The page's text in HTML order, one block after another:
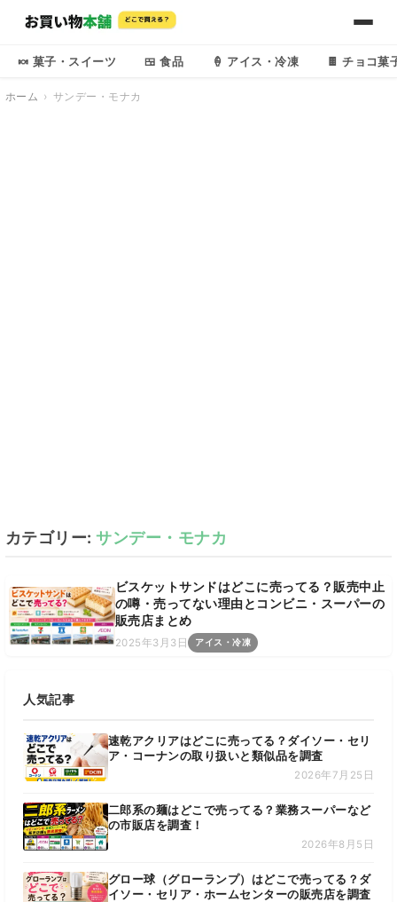
🍬 菓子・スイーツ 🍱 食品 🍦 アイス・冷凍 🍫 チョコ菓
ホーム サンデー・モナカ
カテゴリー:サンデー・モナカ
ビスケットサンドはどこに売ってる？販売中止
の噂・売ってない理由とコンビニ・スーパーの
販売店まとめ
2025年3月3日 アイス・冷凍
人気記事
速乾アクリアはどこに売ってる？ダイソー・セリ
ア・コーナンの取り扱いと類似品を調査
2026年7月25日
二郎系の麺はどこで売ってる？業務スーパーなど
の市販店を調査！
2026年8月5日
グロー球（グローランプ）はどこで売ってる？ダ
イソー・セリア・ホームセンターの販売店を調査